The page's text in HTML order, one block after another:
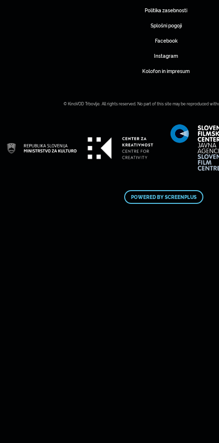
Politika zasebnosti
Splošni pogoji
Facebook
Instagram
Kolofon in impresum
© KinoVOD Trbovlje. All rights reserved. No part of this site may be reproduced
POWERED BY SCREENPLUS